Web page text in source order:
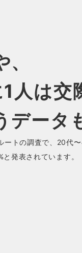
人は交
データ
ートの調査で、20代
発表されています。